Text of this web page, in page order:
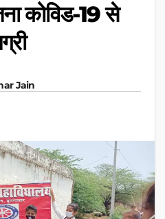
कोविड-19 से
Jain